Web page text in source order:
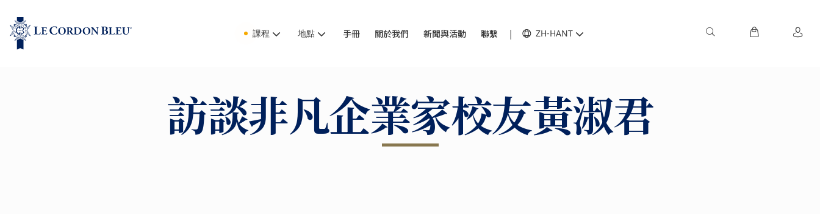
課程 地點 手冊 關於我們 新聞與活動 聯繫 ZH-HANT
訪談非凡企業家校友黃淑君